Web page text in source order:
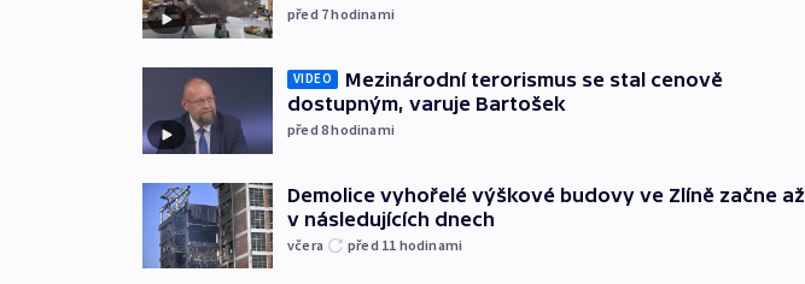
před 7hodinami
VIDEO
Mezinárodní terorismus se stal cenově
dostupným, varuje Bartošek
před 8hodinami
Demolice vyhořelé výškové budovy ve Zlíně začne až
v následujících dnech
včera před 11 hodinami